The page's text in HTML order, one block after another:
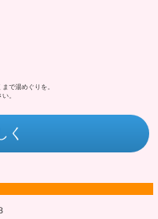
で湯めぐりを。
。
く